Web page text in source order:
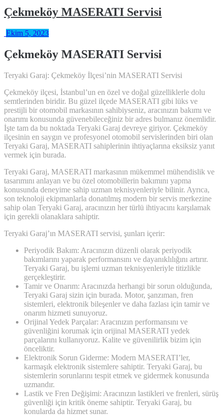
Çekmeköy MASERATI Servisi
Ekim 5, 2023
Çekmeköy MASERATI Servisi
Teryaki Garaj: Çekmeköy İlçesi’nin MASERATI Servisi
Çekmeköy ilçesi, İstanbul’un en özel ve doğal güzelliklerle dolu
semtlerinden biridir. Bu güzel ilçede MASERATI gibi lüks ve
prestijli bir otomobil markasının sahibiyseniz, aracınızın bakımı ve
onarımı konusunda güvenebileceğiniz bir adres bulmanız önemlidir.
İşte tam da bu noktada Teryaki Garaj devreye giriyor. Çekmeköy
ilçesinin en saygın ve profesyonel otomobil servislerinden biri olan
Teryaki Garaj, MASERATI sahiplerinin ihtiyaçlarına eksiksiz yanıt
vermek için burada.
Teryaki Garaj, MASERATI markasının mükemmel mühendislik ve
tasarımını anlayan ve bu özel otomobillerin bakımını yapma
konusunda deneyime sahip uzman teknisyenleriyle bilinir. Ayrıca,
son teknoloji ekipmanlarla donatılmış modern bir servis merkezine
sahip olan Teryaki Garaj, aracınızın her türlü ihtiyacını karşılamak
için gerekli olanaklara sahiptir.
Teryaki Garaj’ın MASERATI servisi, şunları içerir:
Periyodik Bakım: Aracınızın düzenli olarak periyodik
bakımlarını yaparak performansını ve dayanıklılığını artırır.
Teryaki Garaj, bu işlemi uzman teknisyenleriyle titizlikle
gerçekleştirir.
Tamir ve Onarım: Aracınızda herhangi bir sorun olduğunda,
Teryaki Garaj sizin için burada. Motor, şanzıman, fren
sistemleri, elektronik bileşenler ve daha fazlası için tamir ve
onarım hizmeti sunuyoruz.
Orijinal Yedek Parçalar: Aracınızın performansını ve
güvenliğini korumak için orijinal MASERATI yedek
parçalarını kullanıyoruz. Kalite ve güvenilirlik bizim için
önceliktir.
Elektronik Sorun Giderme: Modern MASERATI’ler,
karmaşık elektronik sistemlere sahiptir. Teryaki Garaj, bu
sistemlerin sorunlarını tespit etmek ve gidermek konusunda
uzmandır.
Lastik ve Fren Değişimi: Aracınızın lastikleri ve frenleri, sürüş
güvenliği için kritik öneme sahiptir. Teryaki Garaj, bu
konularda da hizmet sunar.